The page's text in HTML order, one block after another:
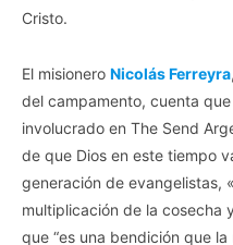
Cristo.
El misionero Nicolás Ferreyra
del campamento, cuenta
involucrado en The Send
de que Dios en este tiempo
generación de evangelistas,
multiplicación de la cosecha
que “es una bendición que